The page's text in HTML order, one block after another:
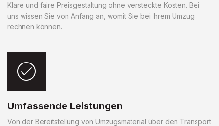
Klare und faire Preisgestaltung ohne versteckte Kosten. Bei
uns wissen Sie von Anfang an, womit Sie bei Ihrem Umzug
rechnen können.
Umfassende Leistungen
Von der Bereitstellung von Umzugsmaterial über den Transport